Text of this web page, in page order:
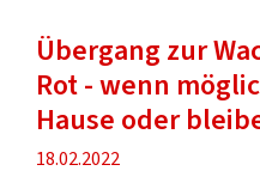
Übergang zur
Rot - wenn
Hause oder
Veröffentlichung
18.02.2022